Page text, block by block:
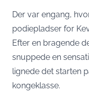
Der var engang,
podiepladser for
Efter en bragende
snuppede en
lignede det starten
kongeklasse.